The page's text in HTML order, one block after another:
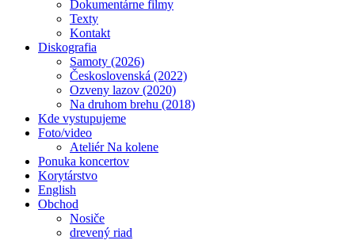
Dokumentárne filmy
Texty
Kontakt
Diskografia
Samoty (2026)
Československá (2022)
Ozveny lazov (2020)
Na druhom brehu (2018)
Kde vystupujeme
Foto/video
Ateliér Na kolene
Ponuka koncertov
Korytárstvo
English
Obchod
Nosiče
drevený riad